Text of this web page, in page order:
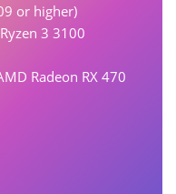
or higher)
3 3100
Radeon RX 470